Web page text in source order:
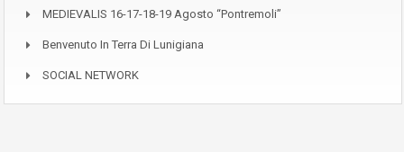
MEDIEVALIS 16-17-18-19 Agosto “Pontremoli”
Benvenuto In Terra Di Lunigiana
SOCIAL NETWORK